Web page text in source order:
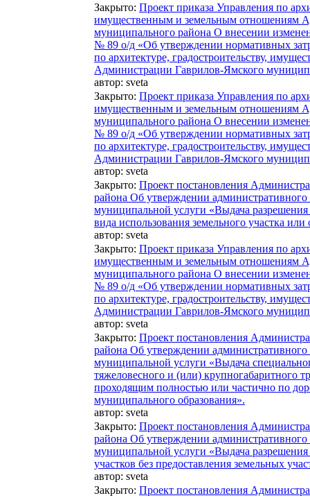
Закрыто: Проект приказа Управления по
имущественным и земельным отношениям
муниципального района О внесении
№ 89 о/д «Об утверждении нормативных
по архитектуре, градостроительству,
Администрации Гаврилов-Ямского
автор: sveta
Закрыто: Проект приказа Управления по
имущественным и земельным отношениям
муниципального района О внесении
№ 89 о/д «Об утверждении нормативных
по архитектуре, градостроительству,
Администрации Гаврилов-Ямского
автор: sveta
Закрыто: Проект постановления
района Об утверждении
муниципальной услуги «Выдача
вида использования земельного участка или
автор: sveta
Закрыто: Проект приказа Управления по
имущественным и земельным отношениям
муниципального района О внесении
№ 89 о/д «Об утверждении нормативных
по архитектуре, градостроительству,
Администрации Гаврилов-Ямского
автор: sveta
Закрыто: Проект постановления
района Об утверждении
муниципальной услуги «Выдача
тяжеловесного и (или) крупногабаритного
проходящим полностью или частично по
муниципального образования».
автор: sveta
Закрыто: Проект постановления
района Об утверждении
муниципальной услуги «Выдача
участков без предоставления земельных
автор: sveta
Закрыто: Проект постановления